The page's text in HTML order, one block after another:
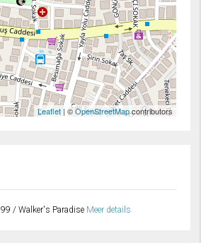
Leaflet| ©OpenStreetMapcontributors
99 / Walker's Paradise Meer details